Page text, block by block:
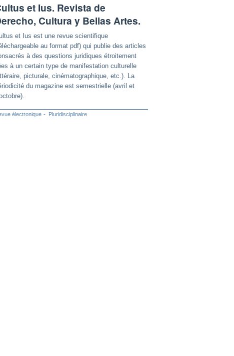
et Ius. Revista de
Cultura y Bellas Artes.
et Ius est une revue scientifique
au format pdf) qui publie des articles
à des questions juridiques étroitement
à un certain type de manifestation culturelle
picturale, cinématographique, etc.). La
du magazine est semestrielle (avril et
électronique Pluridisciplinaire